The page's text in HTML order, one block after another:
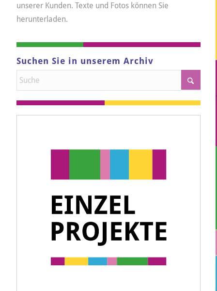
unserer Kunden. Texte und Fotos können Sie
herunterladen.
Suchen Sie in unserem Archiv